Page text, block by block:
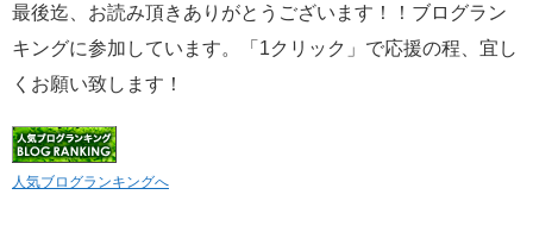
最後迄、お読み頂きありがとうございます！！ブログラン
キングに参加しています。「1クリック」で応援の程、宜し
くお願い致します！
人気ブログランキングへ